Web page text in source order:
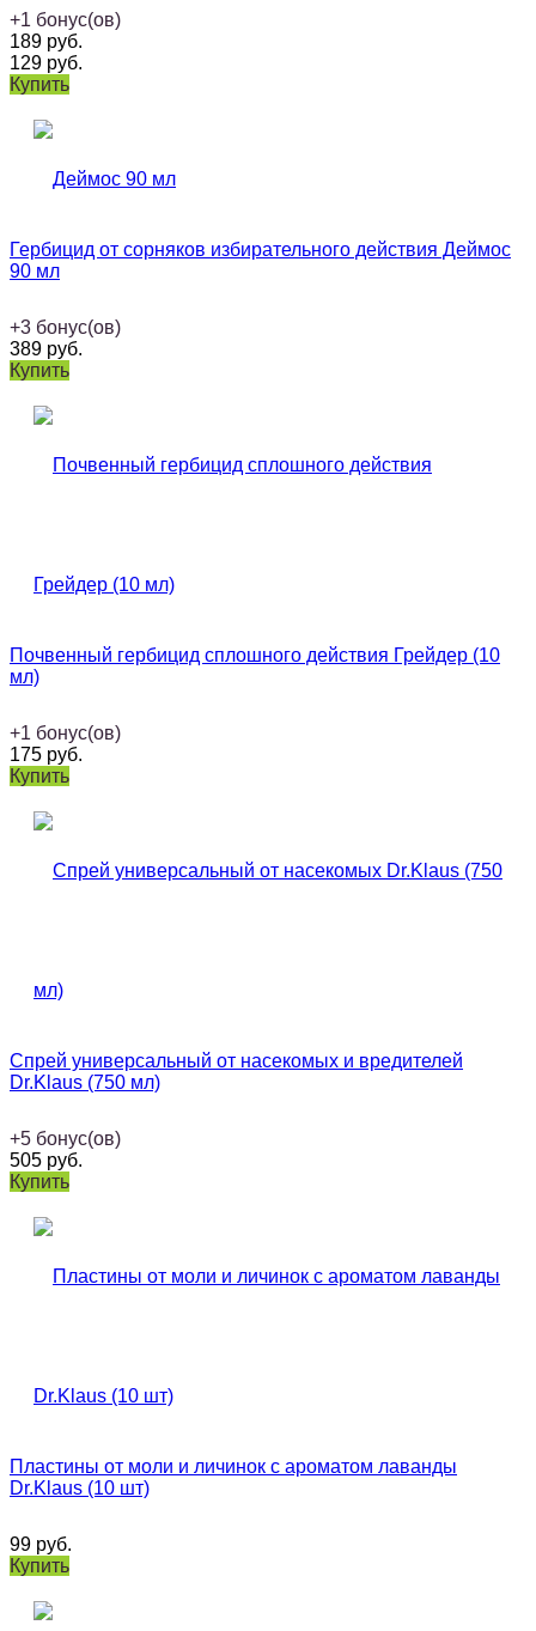
+1 бонус(ов)
189 руб.
129 руб.
Купить
Гербицид от сорняков избирательного действия Деймос
90 мл
+3 бонус(ов)
389 руб.
Купить
Почвенный гербицид сплошного действия Грейдер (10
мл)
+1 бонус(ов)
175 руб.
Купить
Спрей универсальный от насекомых и вредителей
Dr.Klaus (750 мл)
+5 бонус(ов)
505 руб.
Купить
Пластины от моли и личинок с ароматом лаванды
Dr.Klaus (10 шт)
99 руб.
Купить